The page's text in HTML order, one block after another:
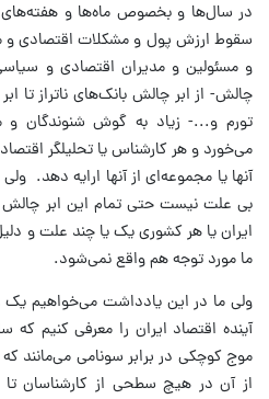
در سال‌ها و بخصوص ماه‌ها و هفته‌های
سقوط ارزش پول و مشکلات اقتصادی و
و مسئولین و مدیران اقتصادی و
چالش- از ابر چالش بانک‌های ناتراز تا
تورم و...- زیاد به گوش شنوندگان و
می‌خورد و هر کارشناس یا تحلیلگر
آنها یا مجموعه‌ای از آنها ارایه دهد.
بی علت نیست حتی تمام این ابر
ایران یا هر کشوری یک یا چند علت و
ما مورد توجه هم واقع نمی‌شود.
ولی ما در این یادداشت می‌خواهیم
آینده اقتصاد ایران را معرفی کنیم که
موج کوچکی در برابر سونامی می‌مانند که
از آن در هیچ سطحی از کارشناسان